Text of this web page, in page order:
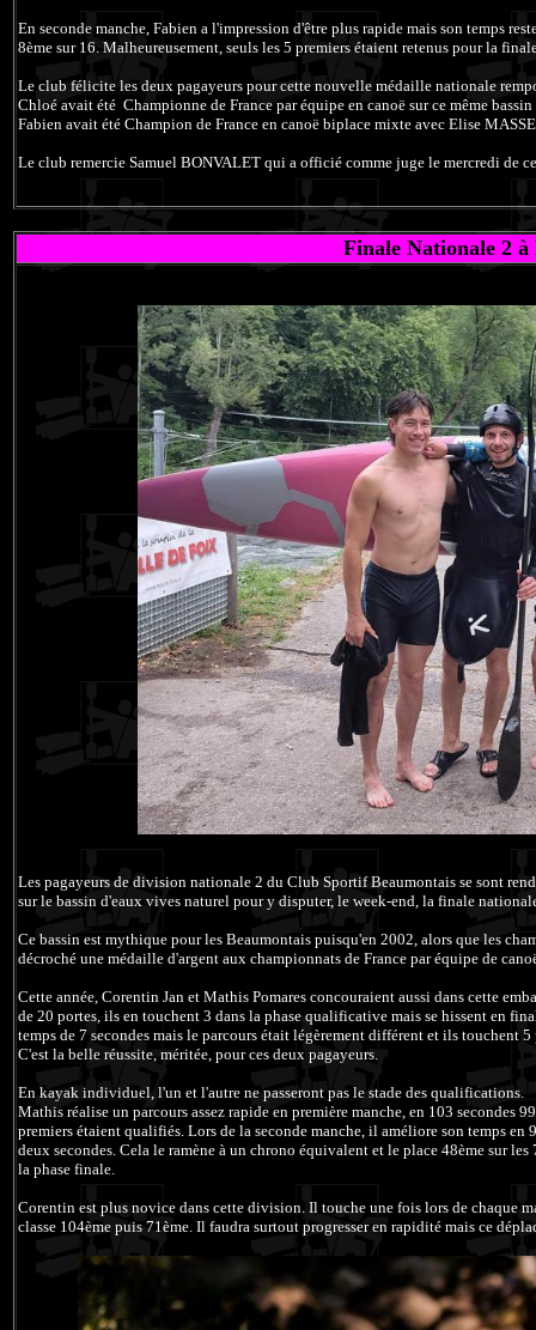
En seconde manche, Fabien a l'impression d'être plus rapide mais son temps
8ème sur 16. Malheureusement, seuls les 5 premiers étaient retenus pour la
Le club félicite les deux pagayeurs pour cette nouvelle médaille nationale
Chloé avait été Championne de France par équipe en canoë sur ce même
Fabien avait été Champion de France en canoë biplace mixte avec Elise
Le club remercie Samuel BONVALET qui a officié comme juge le mercredi de
Finale Nationale 2 à
Les pagayeurs de division nationale 2 du Club Sportif Beaumontais se sont
sur le bassin d'eaux vives naturel pour y disputer, le week-end, la finale
Ce bassin est mythique pour les Beaumontais puisqu'en 2002, alors que les
décroché une médaille d'argent aux championnats de France par équipe de
Cette année, Corentin Jan et Mathis Pomares concouraient aussi dans cette
de 20 portes, ils en touchent 3 dans la phase qualificative mais se hissent en
temps de 7 secondes mais le parcours était légèrement différent et ils touchent 5
C'est la belle réussite, méritée, pour ces deux pagayeurs.
En kayak individuel, l'un et l'autre ne passeront pas le stade des qualifications.
Mathis réalise un parcours assez rapide en première manche, en 103 secondes
premiers étaient qualifiés. Lors de la seconde manche, il améliore son temps en
deux secondes. Cela le ramène à un chrono équivalent et le place 48ème sur
la phase finale.
Corentin est plus novice dans cette division. Il touche une fois lors de chaque
classe 104ème puis 71ème. Il faudra surtout progresser en rapidité mais ce